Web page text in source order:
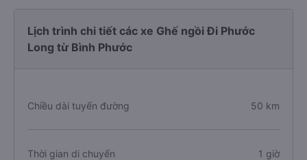
Lịch trình chi tiết các xe Ghế ngồi Đi Phước
Long từ Bình Phước
Chiều dài tuyến đường 50 km
Thời gian di chuyển 1 giờ